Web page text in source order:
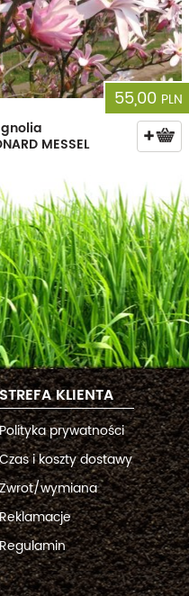
55,00 PLN
MESSEL
KLIENTA
prywatności
i koszty dostawy
wymiana